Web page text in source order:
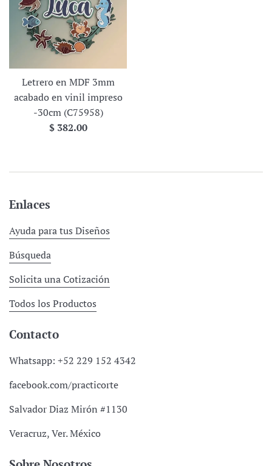
Letrero en MDF 3mm
acabado en vinil impreso
-30cm (C75958)
Precio
$ 382.00
Enlaces
Ayuda para tus Diseños
Búsqueda
Solicita una Cotización
Todos los Productos
Contacto
Whatsapp: +52 229 152 4342
facebook.com/practicorte
Salvador Diaz Mirón #1130
Veracruz, Ver. México